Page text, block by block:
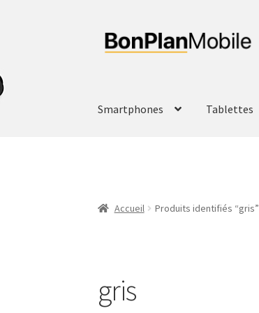
Aller
Aller
au
Smartphones Tablettes
Accueil Produits identifiés “gris”
gris